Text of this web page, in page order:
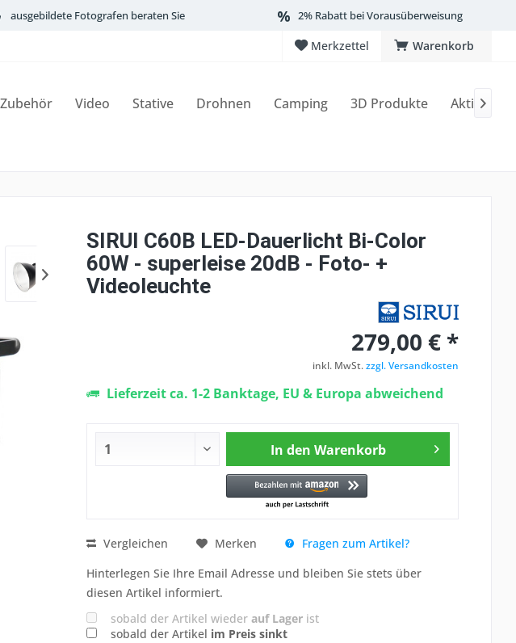
ausgebildete Fotografen beraten Sie 2% Rabatt bei Vorausüberweisung
Warenkorb
Merkzettel
Video Stative Drohnen Camping 3D Produkte Aktionen

SIRUI C60B LED-Dauerlicht Bi-Color
60W - superleise 20dB - Foto- +
Videoleuchte
279,00 € *
inkl. MwSt.zzgl. Versandkosten
Lieferzeit ca. 1-2 Banktage, EU & Europa abweichend
In den Warenkorb
Vergleichen Merken
Fragen zum Artikel?
Hinterlegen Sie Ihre Email Adresse und bleiben Sie stets über
diesen Artikel informiert.
sobald der Artikel wieder auf Lagerist
sobald der Artikel im Preis sinkt